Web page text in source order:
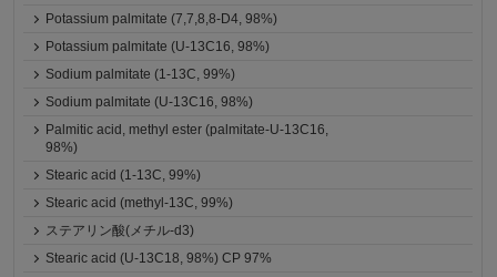
Potassium palmitate (7,7,8,8-D4, 98%)
Potassium palmitate (U-13C16, 98%)
Sodium palmitate (1-13C, 99%)
Sodium palmitate (U-13C16, 98%)
Palmitic acid, methyl ester (palmitate-U-13C16,
98%)
Stearic acid (1-13C, 99%)
Stearic acid (methyl-13C, 99%)
ステアリン酸(メチル-d3)
Stearic acid (U-13C18, 98%) CP 97%